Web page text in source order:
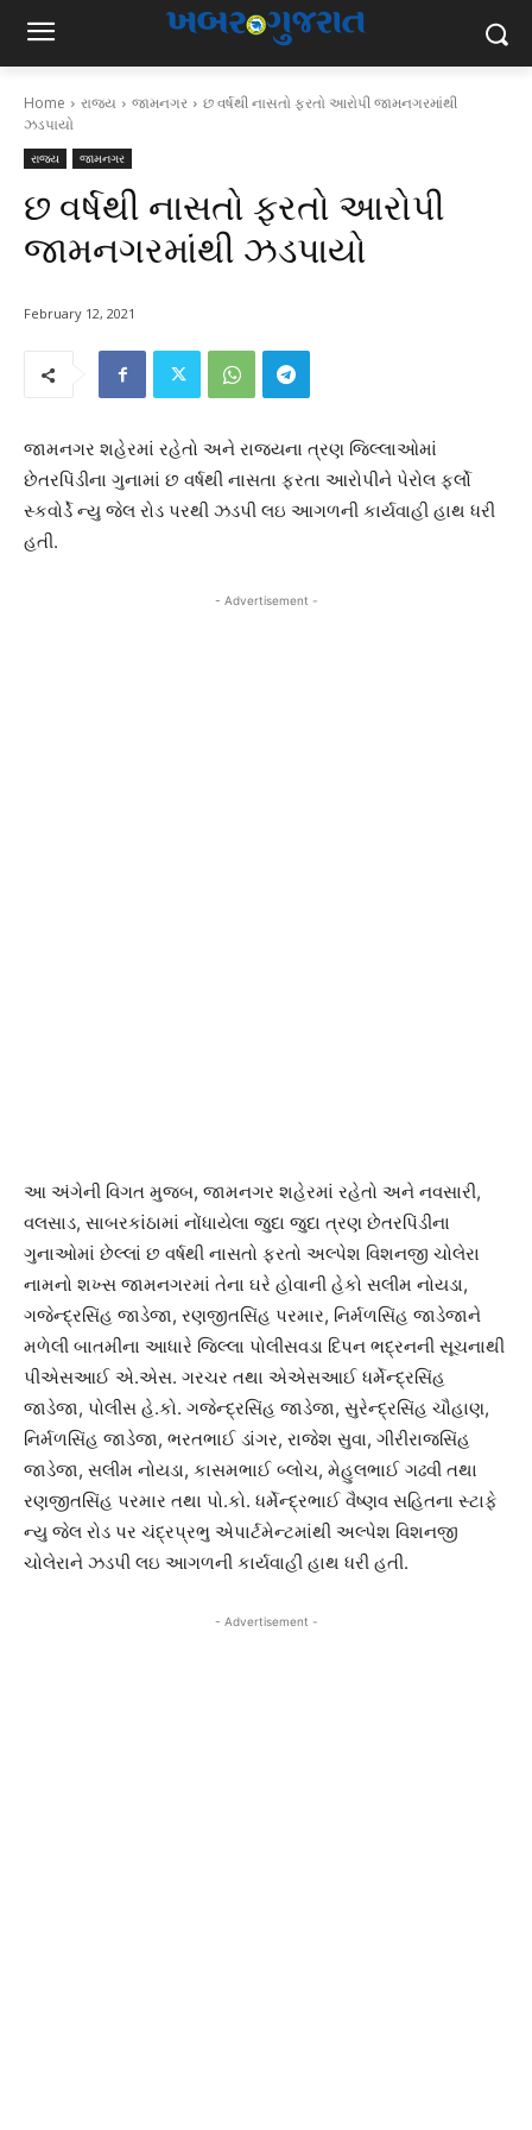
Home રાજ્ય જામનગર
છ વર્ષથી નાસતો ફરતો આરોપી જામનગરમાંથી
ઝડપાયો
રાજ્ય જામનગર
છ વર્ષથી નાસતો ફરતો આરોપી
જામનગરમાંથી ઝડપાયો
February 12, 2021
જામનગર શહેરમાં રહેતો અને રાજ્યના ત્રણ જિલ્લાઓમાં
છેતરપિંડીના ગુનામાં છ વર્ષથી નાસતા ફરતા આરોપીને પેરોલ ફર્લો
સ્કવોર્ડે ન્યુ જેલ રોડ પરથી ઝડપી લઇ આગળની કાર્યવાહી હાથ ધરી
હતી.
- Advertisement -
આ અંગેની વિગત મુજબ, જામનગર શહેરમાં રહેતો અને નવસારી,
વલસાડ, સાબરકાંઠામાં નોંધાયેલા જુદા જુદા ત્રણ છેતરપિંડીના
ગુનાઓમાં છેલ્લાં છ વર્ષથી નાસતો ફરતો અલ્પેશ વિશનજી ચોલેરા
નામનો શખ્સ જામનગરમાં તેના ઘરે હોવાની હેકો સલીમ નોયડા,
ગજેન્દ્રસિંહ જાડેજા, રણજીતસિંહ પરમાર, નિર્મળસિંહ જાડેજાને
મળેલી બાતમીના આધારે જિલ્લા પોલીસવડા દિપન ભદ્રનની સૂચનાથી
પીએસઆઈ એ.એસ. ગરચર તથા એએસઆઈ ધર્મેન્દ્રસિંહ
જાડેજા, પોલીસ હે.કો. ગજેન્દ્રસિંહ જાડેજા, સુરેન્દ્રસિંહ ચૌહાણ,
નિર્મળસિંહ જાડેજા, ભરતભાઈ ડાંગર, રાજેશ સુવા, ગીરીરાજસિંહ
જાડેજા, સલીમ નોયડા, કાસમભાઈ બ્લોચ, મેહુલભાઈ ગઢવી તથા
રણજીતસિંહ પરમાર તથા પો.કો. ધર્મેન્દ્રભાઈ વૈષ્ણવ સહિતના સ્ટાફે
ન્યુ જેલ રોડ પર ચંદ્રપ્રભુ એપાર્ટમેન્ટમાંથી અલ્પેશ વિશનજી
ચોલેરાને ઝડપી લઇ આગળની કાર્યવાહી હાથ ધરી હતી.
- Advertisement -